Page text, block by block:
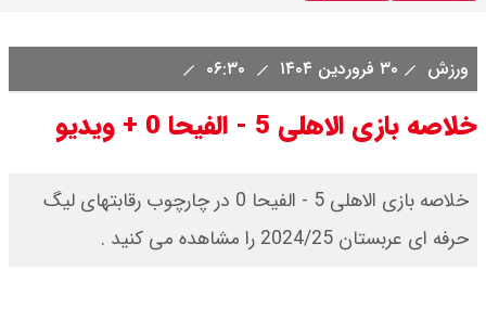
ورزش ۳۰ فروردین ۱۴۰۴
خلاصه بازی الاهلی 5 - الفیحا 0 + ویدیو
خلاصه بازی الاهلی 5 - الفیحا 0 در چارچوب رقابتهای لیگ
حرفه ای عربستان 2024/25 را مشاهده می کنید .